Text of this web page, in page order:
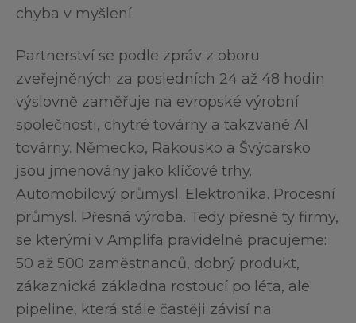
chyba v myšlení.
Partnerství se podle zpráv z oboru
zveřejněných za posledních 24 až 48 hodin
výslovně zaměřuje na evropské výrobní
společnosti, chytré továrny a takzvané AI
továrny. Německo, Rakousko a Švýcarsko
jsou jmenovány jako klíčové trhy.
Automobilový průmysl. Elektronika. Procesní
průmysl. Přesná výroba. Tedy přesně ty firmy,
se kterými v Amplifa pravidelně pracujeme:
50 až 500 zaměstnanců, dobrý produkt,
zákaznická základna rostoucí po léta, ale
pipeline, která stále častěji závisí na